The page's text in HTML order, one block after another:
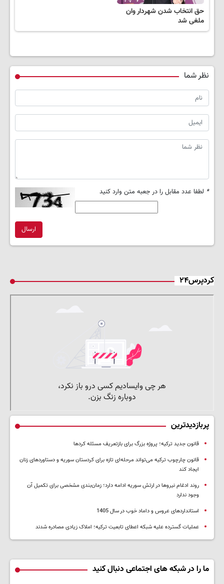
حق انتخاب شدن شهردار وان
ملغی شد
نظر شما
* لطفا عدد مقابل را در جعبه متن وارد کنید
ارسال
کردپرس۲۴
پربازدیدترین
قانون جدید ترکیه؛ پروژه بزرگ‌ برای بازتعریف مسئله کردها
قانون چارچوب ترکیه می‌تواند مرحله‌ای تازه برای کردستان سوریه و دستاوردهای زنان
ایجاد کند
روند ادغام نیروها در ارتش سوریه ادامه دارد؛ زمان‌بندی مشخصی برای تکمیل آن
وجود ندارد
استانداردهای عروس و داماد خوب در سال 1405
عملیات گسترده علیه شبکه اعطای تابعیت ترکیه؛ املاک زیادی مصادره شدند
ما را در شبکه های اجتماعی دنبال کنید